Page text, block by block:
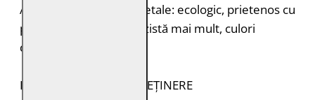
Avantajele tăbăcirii vegetale: ecologic, prietenos cu
pielea, miros plăcut, rezistă mai mult, culori
deosebite.
INSTRUCȚIUNI DE ÎNTREȚINERE